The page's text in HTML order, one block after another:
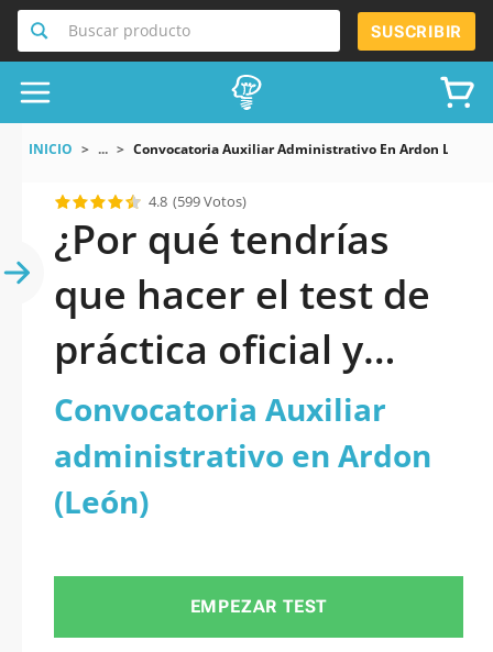
Buscar producto SUSCRIBIR
INICIO ... Convocatoria Auxiliar Administrativo En Ardon León
4.8 (599 Votos)
¿Por qué tendrías
que hacer el test de
práctica oficial y
actualizado de
Convocatoria
Auxiliar
administrativo en
Ardon (León) 2026?
Convocatoria Auxiliar
administrativo en Ardon
(León)
EMPEZAR TEST